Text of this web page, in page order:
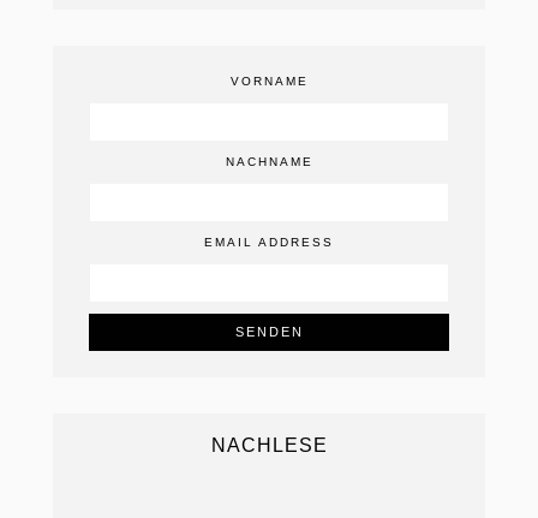
VORNAME
NACHNAME
EMAIL ADDRESS
NACHLESE